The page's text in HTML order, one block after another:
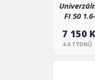
FI 50
7 150
4-6 TÝDNŮ